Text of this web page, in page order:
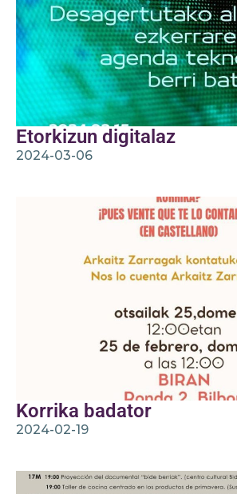
Etorkizun digitalaz
2024-03-06
Korrika badator
2024-02-19